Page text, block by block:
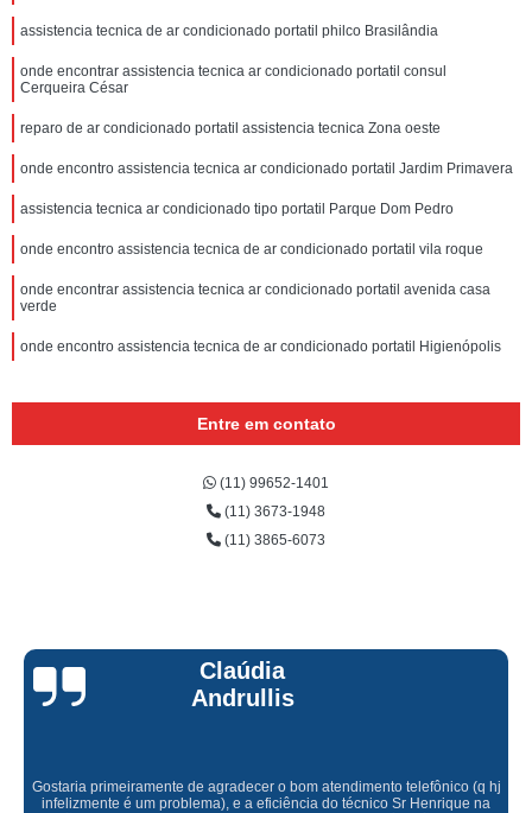
assistencia tecnica de ar condicionado portatil philco Brasilândia
onde encontrar assistencia tecnica ar condicionado portatil consul
Cerqueira César
reparo de ar condicionado portatil assistencia tecnica Zona oeste
onde encontro assistencia tecnica ar condicionado portatil Jardim Primavera
assistencia tecnica ar condicionado tipo portatil Parque Dom Pedro
onde encontro assistencia tecnica de ar condicionado portatil vila roque
onde encontrar assistencia tecnica ar condicionado portatil avenida casa
verde
onde encontro assistencia tecnica de ar condicionado portatil Higienópolis
Entre em contato
(11) 99652-1401
(11) 3673-1948
(11) 3865-6073
Claúdia
Andrullis
Gostaria primeiramente de agradecer o bom atendimento telefônico (q hj
infelizmente é um problema), e a eficiência do técnico Sr Henrique na